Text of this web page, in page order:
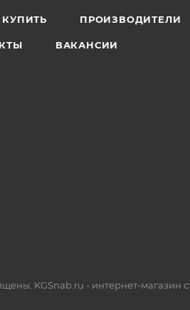
КУПИТЬ ПРОИЗВОДИТЕЛИ
ВАКАНСИИ
KGSnab.ru - интернет-магазин